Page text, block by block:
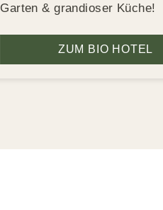
Garten & grandioser Küche!
ZUM BIO HOTEL